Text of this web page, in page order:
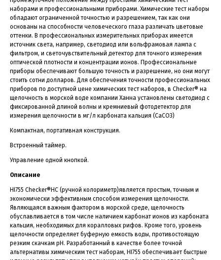
наборами и профессиональными приборами. Химические тест наборы
обладают ограниченной точностью и разрешением, так как они
основаны на способности человеческого глаза различать цветовые
оттенки. В профессиональных измерительных приборах имеется
источник света, например, светодиод или вольфрамовая лампа с
фильтром, и светочувствительный детектор для точного измерения
оптической плотности и концентрации ионов. Профессиональные
приборы обеспечивают большую точность и разрешение, но они могут
стоить сотни долларов. Для обеспечения точности профессиональных
приборов по доступной цене химических тест наборов, в Checker® на
щелочность в морской воде компании Ханна установлены светодиод с
фиксированной длиной волны и кремниевый фотодетектор для
измерения щелочности в мг/л карбоната кальция (CaCO3)
Компактная, портативная конструкция.
Встроенный таймер.
Управление одной кнопкой.
Описание
HI755 Checker®HC (ручной колориметр)является простым, точным и
экономически эффективным способом измерения щелочности.
Являющаяся важным фактором в морской среде, щелочность
обуславливается в том числе наличием карбонат ионов из карбоната
кальция, необходимых для коралловых рифов. Кроме того, уровень
щелочности определяет буферную емкость воды, противостоящую
резким скачкам рН. Разработанный в качестве более точной
альтернативы химическим тест наборам, HI755 обеспечивает быстрые